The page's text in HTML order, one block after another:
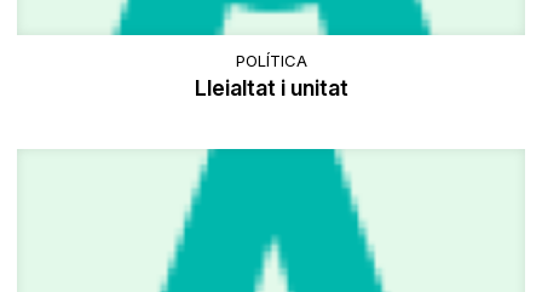
POLÍTICA
Lleialtat i unitat